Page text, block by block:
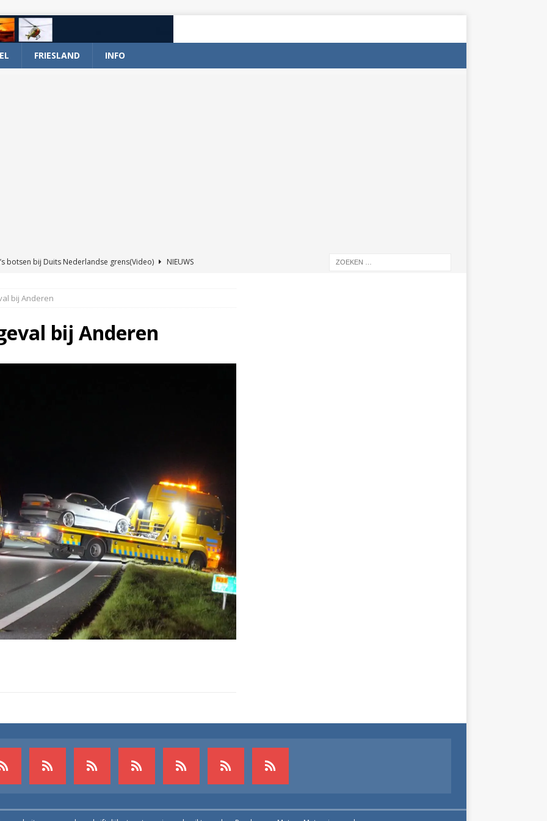
FRIESLAND INFO
botsen bij Duits Nederlandse grens(Video)
NIEUWS
en wagen met stro in de brand in Oosterhesselen(Video)
brand in Wijster(Video)
aangevaren op Schildmeer Steendam(Video) NIEUWS
bij Anderen
bij Anderen